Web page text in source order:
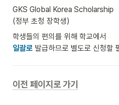
GKS Global Korea Scholarship
(정부 초청 장학생)
일괄로 발급하므로 별도로 신청할
이전 페이지로 가기